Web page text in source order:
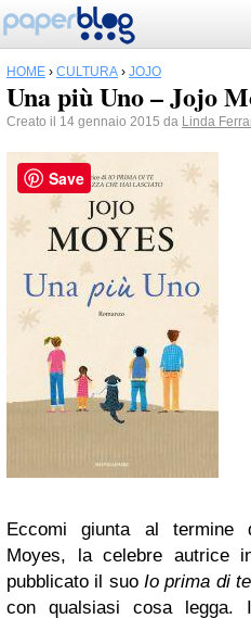
HOME › CULTURA › JOJO
Una più Uno – Jojo
Creato il 14 gennaio 2015 da Linda
Eccomi giunta al termine
Moyes, la celebre autrice
pubblicato il suo Io prima di te
con qualsiasi cosa legga.
Save